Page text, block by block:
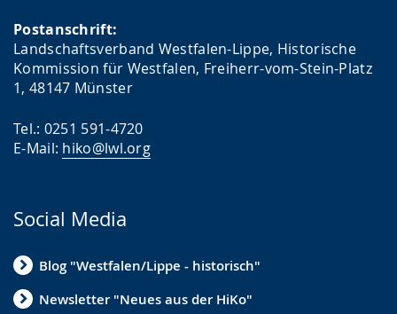
Postanschrift:
Landschaftsverband Westfalen-Lippe, Historische
Kommission für Westfalen, Freiherr-vom-Stein-Platz
1, 48147 Münster
Tel.: 0251 591-4720
E-Mail: hiko@lwl.org
Social Media
Blog "Westfalen/Lippe - historisch"
Newsletter "Neues aus der HiKo"